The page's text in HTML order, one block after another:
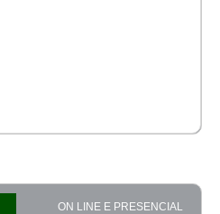
ON LINE E PRESENCIAL